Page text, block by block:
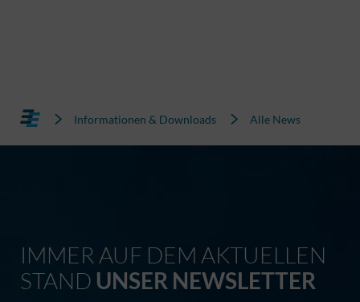
Informationen & Downloads Alle News
IMMER AUF DEM AKTUELLEN
STAND UNSER NEWSLETTER